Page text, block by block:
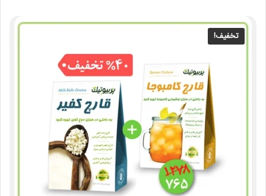
تخفیف!